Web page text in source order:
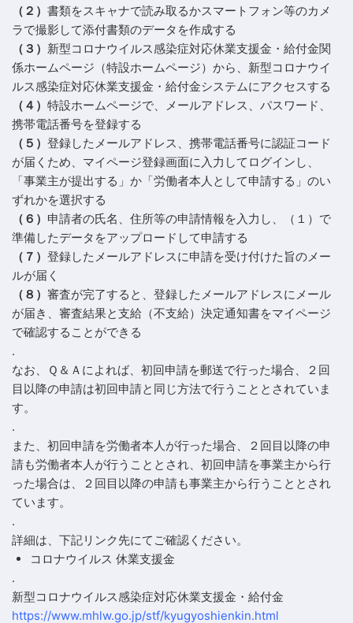
（２） 書類をスキャナで読み取るかスマートフォン等のカメ
ラで撮影して添付書類のデータを作成する
（３） 新型コロナウイルス感染症対応休業支援金・給付金関
係ホームページ（特設ホームページ）から、新型コロナウイ
ルス感染症対応休業支援金・給付金システムにアクセスする
（４） 特設ホームページで、メールアドレス、パスワード、
携帯電話番号を登録する
（５） 登録したメールアドレス、携帯電話番号に認証コード
が届くため、マイページ登録画面に入力してログインし、
「事業主が提出する」か「労働者本人として申請する」のい
ずれかを選択する
（６） 申請者の氏名、住所等の申請情報を入力し、（１）で
準備したデータをアップロードして申請する
（７） 登録したメールアドレスに申請を受け付けた旨のメー
ルが届く
（８） 審査が完了すると、登録したメールアドレスにメール
が届き、審査結果と支給（不支給）決定通知書をマイページ
で確認することができる
.
なお、Ｑ＆Ａによれば、初回申請を郵送で行った場合、２回
目以降の申請は初回申請と同じ方法で行うこととされていま
す。
.
また、初回申請を労働者本人が行った場合、２回目以降の申
請も労働者本人が行うこととされ、初回申請を事業主から行
った場合は、２回目以降の申請も事業主から行うこととされ
ています。
.
詳細は、下記リンク先にてご確認ください。
コロナウイルス 休業支援金
.
新型コロナウイルス感染症対応休業支援金・給付金
https://www.mhlw.go.jp/stf/kyugyoshienkin.html